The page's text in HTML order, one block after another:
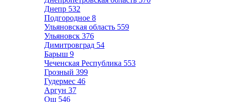
Днепр 532
Подгородное 8
Ульяновская область 559
Ульяновск 376
Димитровград 54
Барыш 9
Чеченская Республика 553
Грозный 399
Гудермес 46
Аргун 37
Ош 546